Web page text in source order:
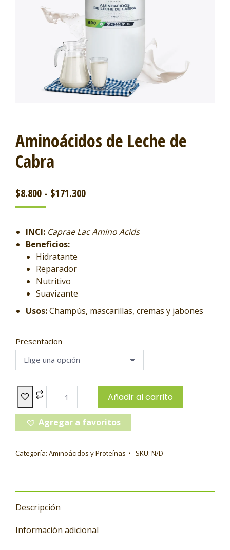
Aminoácidos de Leche de
Cabra
$8.800 - $171.300
INCI: Caprae Lac Amino Acids
Beneficios:
Hidratante
Reparador
Nutritivo
Suavizante
Usos:Champús, mascarillas, cremas y jabones
Presentacion
Añadir al carrito
Agregar a favoritos
Categoría: Aminoácidos y Proteínas SKU: N/D
Descripción
Información adicional